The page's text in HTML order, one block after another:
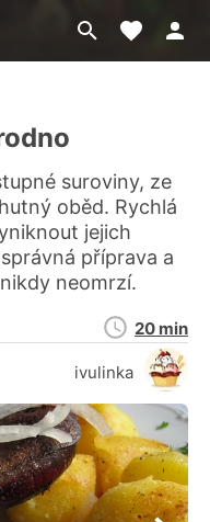
Přejít
na
Moje
suroviny, ze
oběd. Rychlá
jejich
příprava a
neomrzí.
ivulinka
Doba
přípravy
20 min